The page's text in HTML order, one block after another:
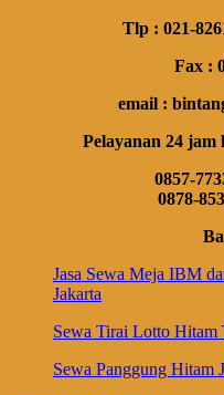
Tlp : 021-
Fax :
email :
Pelayanan 24
0857-
0878-
Jasa Sewa Meja IBM
Jakarta
Sewa Tirai Lotto
Sewa Panggung Hitam